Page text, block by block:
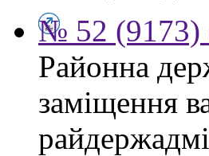
№ 52 (9173)
Районна
заміщення